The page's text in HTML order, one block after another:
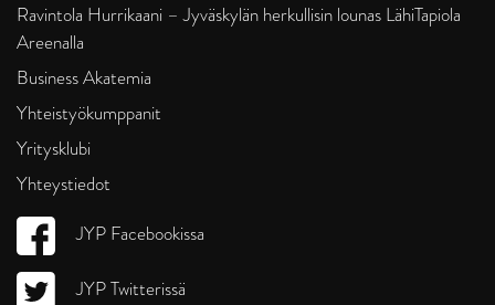
Ravintola Hurrikaani – Jyväskylän herkullisin lounas LähiTapiola
Areenalla
Business Akatemia
Yhteistyökumppanit
Yritysklubi
Yhteystiedot
JYP Facebookissa
JYP Twitterissä